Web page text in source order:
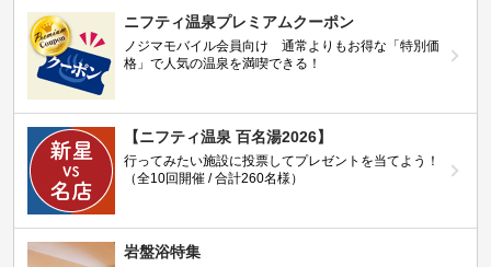
ニフティ温泉プレミアムクーポン
ノジマモバイル会員向け 通常よりもお得な「特別価
格」で人気の温泉を満喫できる！
【ニフティ温泉 百名湯2026】
行ってみたい施設に投票してプレゼントを当てよう！
（全10回開催 / 合計260名様）
岩盤浴特集